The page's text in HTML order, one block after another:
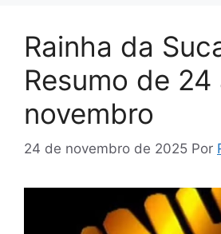
Rainha da
Resumo de
novembro
24 de novembro de 2025 Por